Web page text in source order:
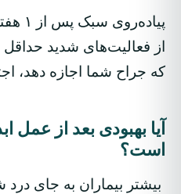
که جراح شما اجازه دهد،
آیا بهبودی بعد از عمل
است؟
بیشتر بیماران به جای درد